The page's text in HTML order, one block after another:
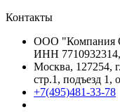
Контакты
ООО "Компания
ИНН
Москва, 127254,
стр.1, подъезд 1,
+7(495)481-33-78